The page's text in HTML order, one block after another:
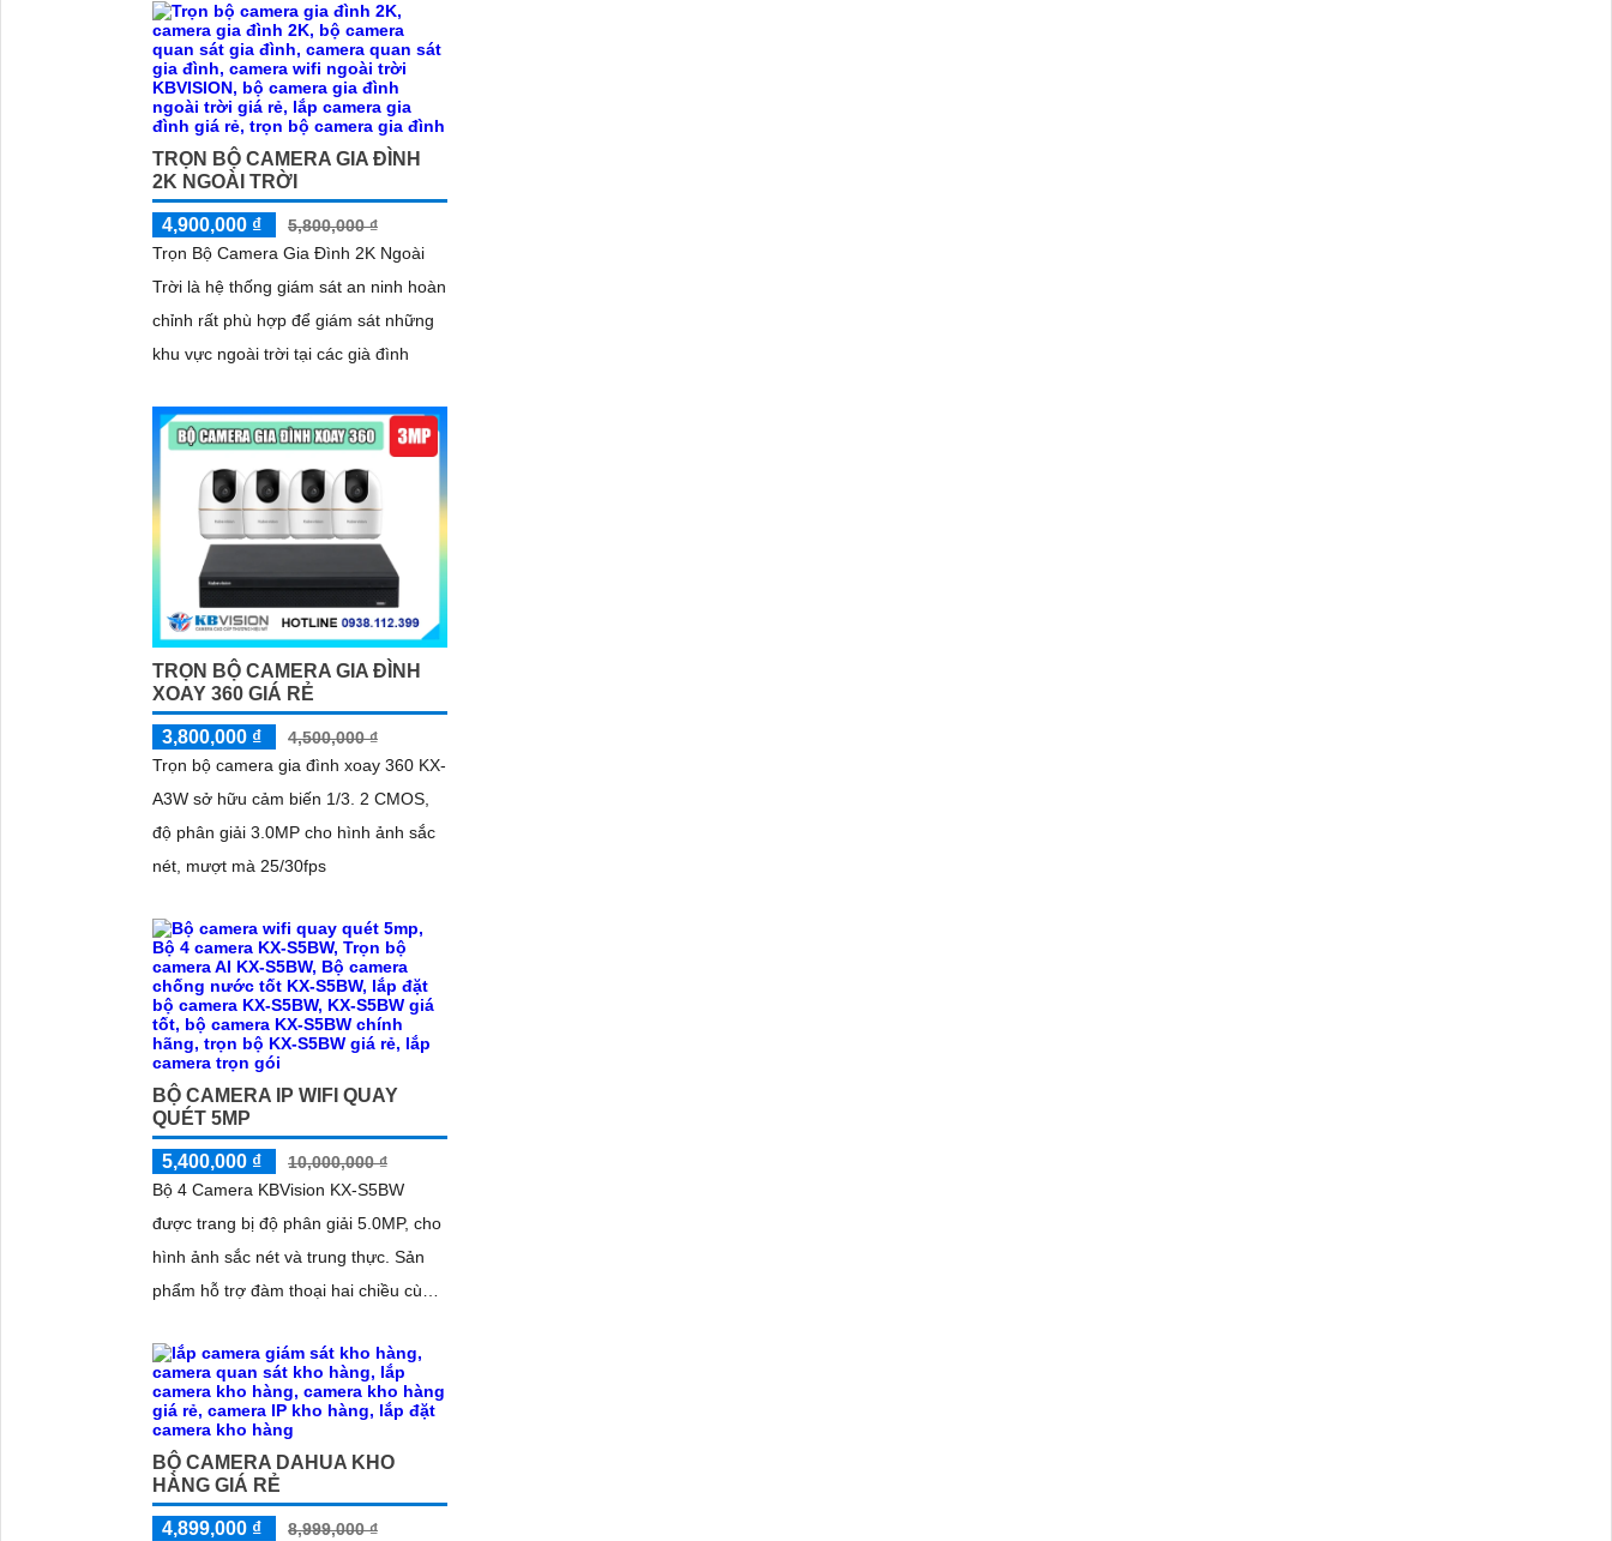
TRỌN BỘ CAMERA GIA ĐÌNH
2K NGOÀI TRỜI
4,900,000 ₫
5,800,000 ₫
Trọn Bộ Camera Gia Đình 2K Ngoài
Trời là hệ thống giám sát an ninh hoàn
chỉnh rất phù hợp để giám sát những
khu vực ngoài trời tại các già đình
TRỌN BỘ CAMERA GIA ĐÌNH
XOAY 360 GIÁ RẺ
3,800,000 ₫
4,500,000 ₫
Trọn bộ camera gia đình xoay 360 KX-
A3W sở hữu cảm biến 1/3. 2 CMOS,
độ phân giải 3.0MP cho hình ảnh sắc
nét, mượt mà 25/30fps
BỘ CAMERA IP WIFI QUAY
QUÉT 5MP
5,400,000 ₫
10,000,000 ₫
Bộ 4 Camera KBVision KX-S5BW
được trang bị độ phân giải 5.0MP, cho
hình ảnh sắc nét và trung thực. Sản
phẩm hỗ trợ đàm thoại hai chiều cùng
thông...
BỘ CAMERA DAHUA KHO
HÀNG GIÁ RẺ
4,899,000 ₫
8,999,000 ₫